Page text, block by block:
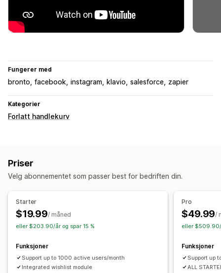
Fungerer med
bronto facebook instagram klavio salesforce zapier
Kategorier
Forlatt handlekurv
Priser
Velg abonnementet som passer best for bedriften din.
Starter
$19.99/ måned
eller $203.90/år og spar 15 %
Funksjoner
Support up to 1000 active users/month
Integrated wishlist module
Pro
$49.99/
eller $509.90/
Funksjoner
Support up
ALL